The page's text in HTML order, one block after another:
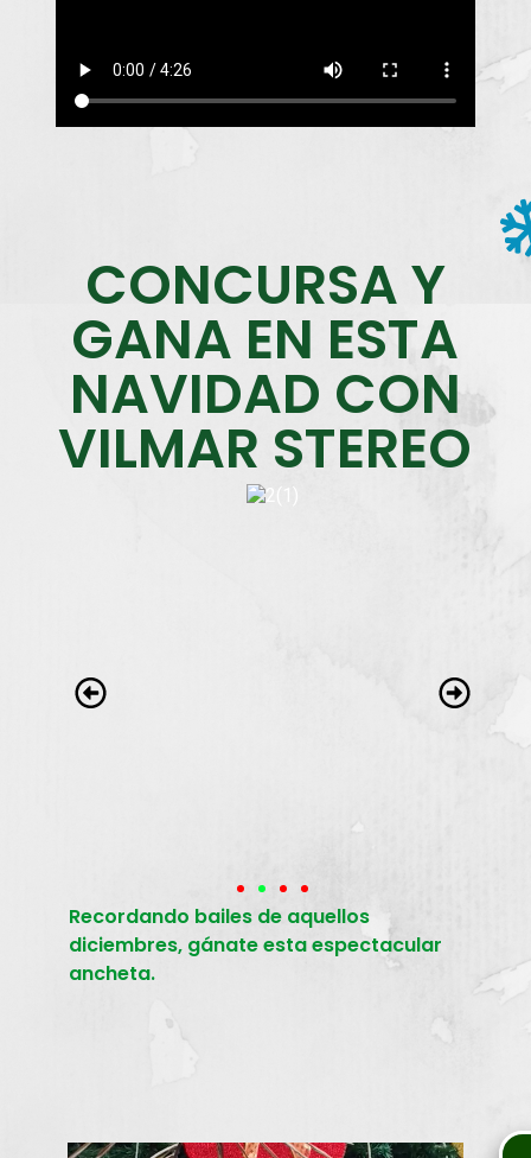
CONCURSA Y
GANA EN ESTA
NAVIDAD CON
VILMAR STEREO
Recordando bailes de aquellos
diciembres, gánate esta espectacular
ancheta.